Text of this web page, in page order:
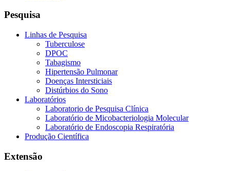
Pesquisa
Linhas de Pesquisa
Tuberculose
DPOC
Tabagismo
Hipertensão Pulmonar
Doenças Intersticiais
Distúrbios do Sono
Laboratórios
Laboratorio de Pesquisa Clínica
Laboratório de Micobacteriologia Molecular
Laboratório de Endoscopia Respiratória
Produção Científica
Extensão